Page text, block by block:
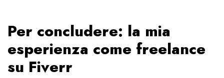
Per concludere: la mia
esperienza come freelance
su Fiverr